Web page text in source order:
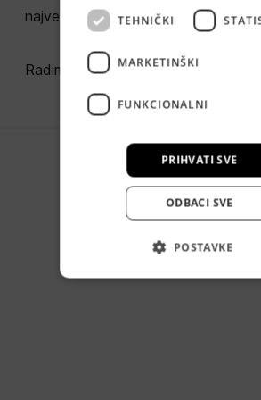
najvećeg tehnološkog inkubatora u
Radimo sa klijentima iz Hrvatske i
TEHNIČKI
MARKETINŠKI
FUNKCIONALNI
PRIHVATI SVE
ODBACI SVE
POSTAVKE